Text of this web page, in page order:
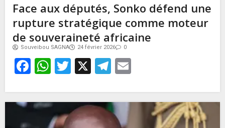
Face aux députés, Sonko défend une
rupture stratégique comme moteur
de souveraineté africaine
Souveibou SAGNA 24 février 2026 0
Facebook
WhatsApp
Twitter
X Telegram